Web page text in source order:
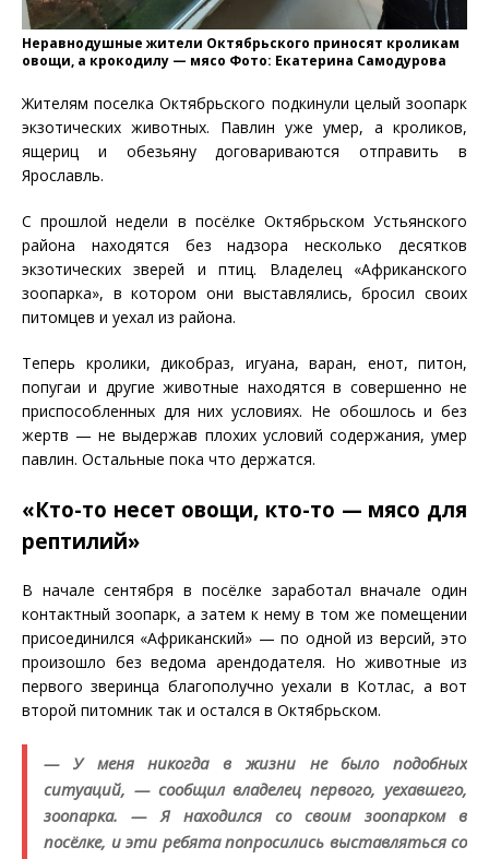
Неравнодушные жители Октябрьского приносят кроликам
овощи, а крокодилу — мясо Фото: Екатерина Самодурова
Жителям поселка Октябрьского подкинули целый зоопарк
экзотических животных. Павлин уже умер, а кроликов,
ящериц и обезьяну договариваются отправить в
Ярославль.
С прошлой недели в посёлке Октябрьском Устьянского
района находятся без надзора несколько десятков
экзотических зверей и птиц. Владелец «Африканского
зоопарка», в котором они выставлялись, бросил своих
питомцев и уехал из района.
Теперь кролики, дикобраз, игуана, варан, енот, питон,
попугаи и другие животные находятся в совершенно не
приспособленных для них условиях. Не обошлось и без
жертв — не выдержав плохих условий содержания, умер
павлин. Остальные пока что держатся.
«Кто-то несет овощи, кто-то — мясо для
рептилий»
В начале сентября в посёлке заработал вначале один
контактный зоопарк, а затем к нему в том же помещении
присоединился «Африканский» — по одной из версий, это
произошло без ведома арендодателя. Но животные из
первого зверинца благополучно уехали в Котлас, а вот
второй питомник так и остался в Октябрьском.
— У меня никогда в жизни не было подобных
ситуаций, — сообщил владелец первого, уехавшего,
зоопарка. — Я находился со своим зоопарком в
посёлке, и эти ребята попросились выставляться со